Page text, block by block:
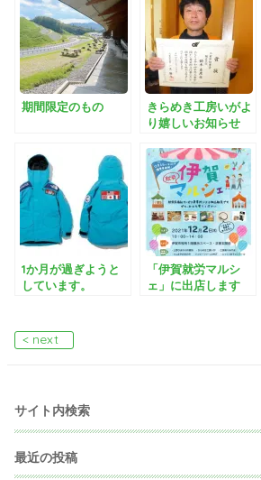
期間限定のもの
きらめき工房いがよ
り嬉しいお知らせ
1か月が過ぎようと
しています。
「伊賀就労マルシ
ェ」に出店します
< next
サイト内検索
最近の投稿